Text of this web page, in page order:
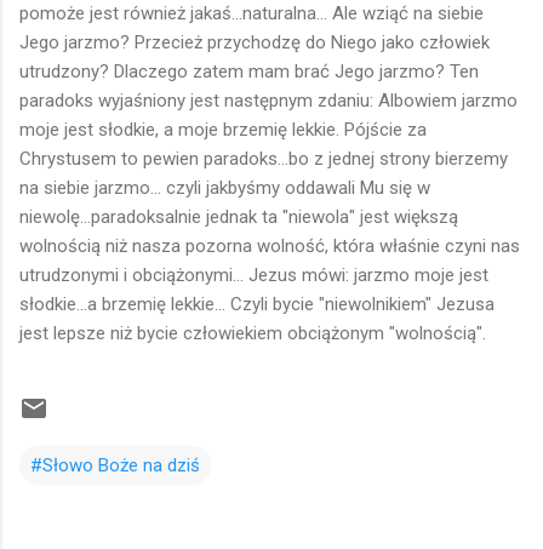
pomoże jest również jakaś...naturalna... Ale wziąć na siebie
Jego jarzmo? Przecież przychodzę do Niego jako człowiek
utrudzony? Dlaczego zatem mam brać Jego jarzmo? Ten
paradoks wyjaśniony jest następnym zdaniu: Albowiem jarzmo
moje jest słodkie, a moje brzemię lekkie. Pójście za
Chrystusem to pewien paradoks...bo z jednej strony bierzemy
na siebie jarzmo... czyli jakbyśmy oddawali Mu się w
niewolę...paradoksalnie jednak ta "niewola" jest większą
wolnością niż nasza pozorna wolność, która właśnie czyni nas
utrudzonymi i obciążonymi... Jezus mówi: jarzmo moje jest
słodkie...a brzemię lekkie... Czyli bycie "niewolnikiem" Jezusa
jest lepsze niż bycie człowiekiem obciążonym "wolnością".
#Słowo Boże na dziś